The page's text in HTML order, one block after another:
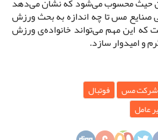
مس تا چه اندازه به بحث ورزش
که این مهم می‌تواند خانواده‌ی ورزش
امیدوار سازد.
شرکت مس
فوتبال
عامل